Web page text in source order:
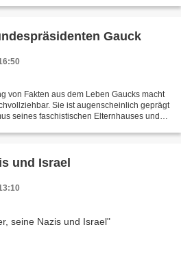
Gauck
von Fakten aus dem Leben Gaucks macht
Sie ist augenscheinlich geprägt
seines faschistischen Elternhauses und
und Israel